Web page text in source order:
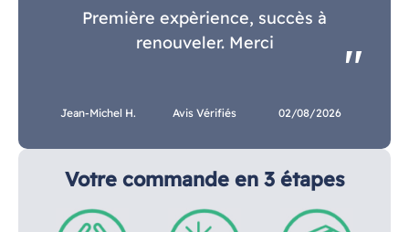
Votre commande en 3 étapes
Première expèrience, succès à
renouveler. Merci
Jean-Michel H. Avis Vérifiés 02/08/2026